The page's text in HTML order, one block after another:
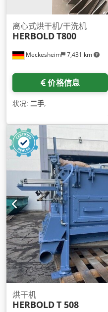
Meckesheim 7,431 km
离心式烘干机/干洗机
HERBOLDT800
价格信息
状况: 二手,
烘干机
HERBOLDT 508